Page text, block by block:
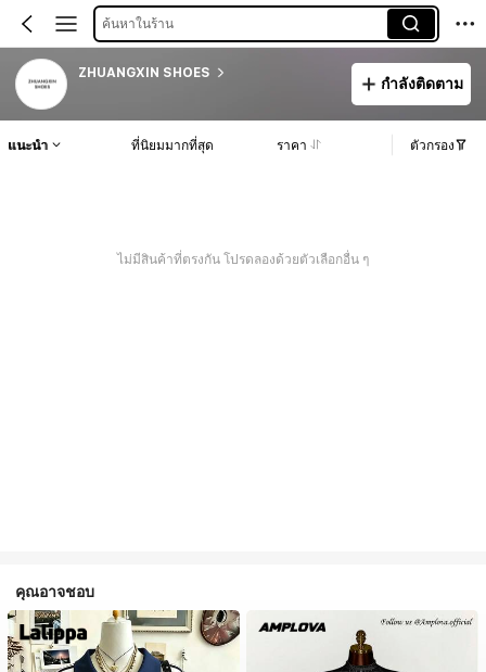
ค้นหาในร้าน
ZHUANGXIN SHOES
กำลังติดตาม
แนะนำ ที่นิยมมากที่สุด ราคา ตัวกรอง
ไม่มีสินค้าที่ตรงกัน โปรดลองด้วยตัวเลือกอื่น ๆ
คุณอาจชอบ